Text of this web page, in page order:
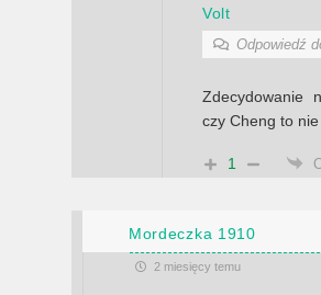
Volt
Odpowiedź
Zdecydowanie
czy Cheng to
1
Mordeczka 1910
2 miesięcy temu